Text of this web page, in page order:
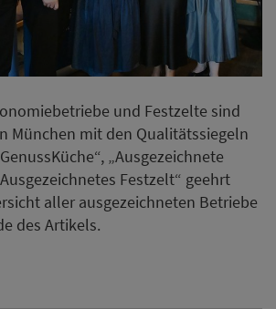
und Festzelte sind
München mit den Qualitätssiegeln
„Ausgezeichnete
Festzelt“ geehrt
aller ausgezeichneten Betriebe
des Artikels.